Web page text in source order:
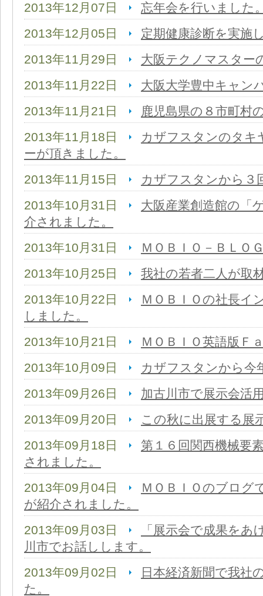
2013年12月07日
忘年会を行いました
2013年12月05日
定期健康診断を実施
2013年11月29日
大阪テクノマスター
2013年11月22日
大阪大学豊中キャン
2013年11月21日
鹿児島県の８市町村
2013年11月18日
カザフスタンのタキ
ーが頂きました。
2013年11月15日
カザフスタンから３
2013年10月31日
大阪産業創造館の「
介されました。
2013年10月31日
ＭＯＢＩＯ－ＢＬＯ
2013年10月25日
我社の若者二人が取
2013年10月22日
ＭＯＢＩＯの社長イ
しました。
2013年10月21日
ＭＯＢＩＯ英語版Ｆ
2013年10月09日
カザフスタンから今
2013年09月26日
加古川市で展示会活
2013年09月20日
この秋に出展する展
2013年09月18日
第１６回関西機械要
されました。
2013年09月04日
ＭＯＢＩＯのブログ
が紹介されました。
2013年09月03日
「展示会で成果を
川市でお話しします。
2013年09月02日
日本経済新聞で我社
た。